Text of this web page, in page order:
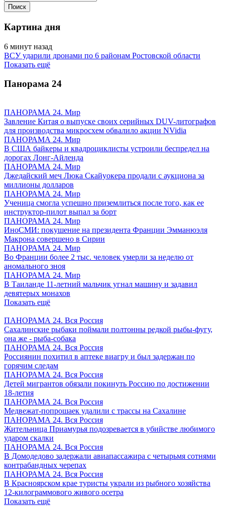
Картина дня
6 минут назад
ВСУ ударили дронами по 6 районам Ростовской области
Показать ещё
Панорама 24
ПАНОРАМА 24. Мир
Завление Китая о выпуске своих серийных DUV-литографов
для производства микросхем обвалило акции NVidia
ПАНОРАМА 24. Мир
В США байкеры и квадроциклисты устроили беспредел на
дорогах Лонг-Айленда
ПАНОРАМА 24. Мир
Джедайский меч Люка Скайуокера продали с аукциона за
миллионы долларов
ПАНОРАМА 24. Мир
Ученица смогла успешно приземлиться после того, как ее
инструктор-пилот выпал за борт
ПАНОРАМА 24. Мир
ИноСМИ: покушение на президента Франции Эмманюэля
Макрона совершено в Сирии
ПАНОРАМА 24. Мир
Во Франции более 2 тыс. человек умерли за неделю от
аномального зноя
ПАНОРАМА 24. Мир
В Таиланде 11-летний мальчик угнал машину и задавил
девятерых монахов
Показать ещё
ПАНОРАМА 24. Вся Россия
Сахалинские рыбаки поймали полтонны редкой рыбы-фугу,
она же - рыба-собака
ПАНОРАМА 24. Вся Россия
Россиянин похитил в аптеке виагру и был задержан по
горячим следам
ПАНОРАМА 24. Вся Россия
Детей мигрантов обязали покинуть Россию по достижении
18-летия
ПАНОРАМА 24. Вся Россия
Медвежат-попрошаек удалили с трассы на Сахалине
ПАНОРАМА 24. Вся Россия
Жительница Приамурья подозревается в убийстве любимого
ударом скалки
ПАНОРАМА 24. Вся Россия
В Домодедово задержали авиапассажира с четырьмя сотнями
контрабандных черепах
ПАНОРАМА 24. Вся Россия
В Красноярском крае туристы украли из рыбного хозяйства
12-килограммового живого осетра
Показать ещё